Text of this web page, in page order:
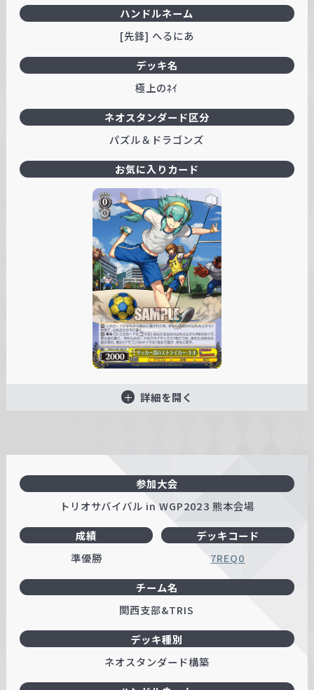
ハンドルネーム
[先鋒] へるにあ
デッキ名
極上のﾈｲ
ネオスタンダード区分
パズル＆ドラゴンズ
お気に入りカード
詳細を開く
参加大会
トリオサバイバル in WGP2023 熊本会場
成績
準優勝
デッキコード
7REQ0
チーム名
関西支部&TRIS
デッキ種別
ネオスタンダード構築